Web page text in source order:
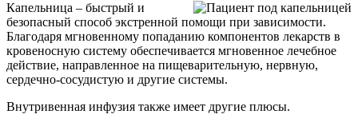
Капельница – быстрый и
безопасный способ экстренной помощи при зависимости.
Благодаря мгновенному попаданию компонентов лекарств в
кровеносную систему обеспечивается мгновенное лечебное
действие, направленное на пищеварительную, нервную,
сердечно-сосудистую и другие системы.
Внутривенная инфузия также имеет другие плюсы.